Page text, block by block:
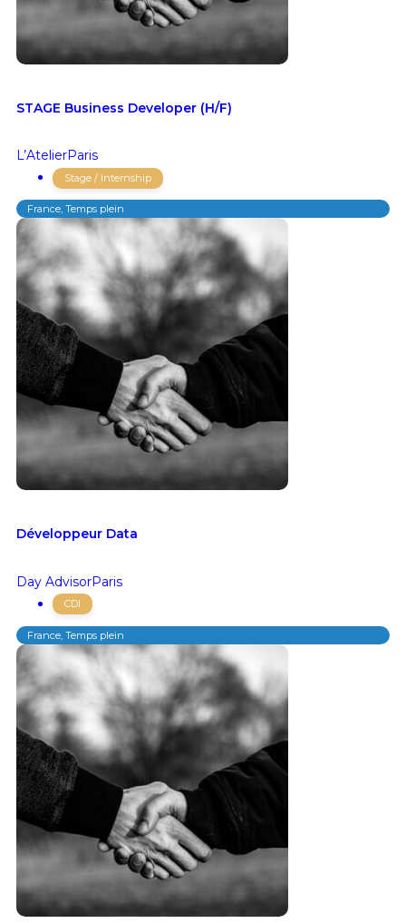
STAGE Business Developer (H/F)
L’AtelierParis
Stage / Internship
France, Temps plein
Développeur Data
Day AdvisorParis
CDI
France, Temps plein